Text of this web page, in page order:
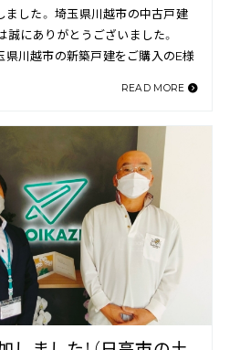
ました。 埼玉県川越市の中古戸建
誠にありがとうございました。
県川越市の新築戸建をご購入のE様
READ MORE